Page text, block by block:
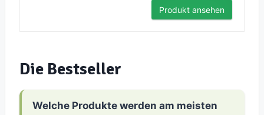
Produkt ansehen
Die Bestseller
Welche Produkte werden am meisten